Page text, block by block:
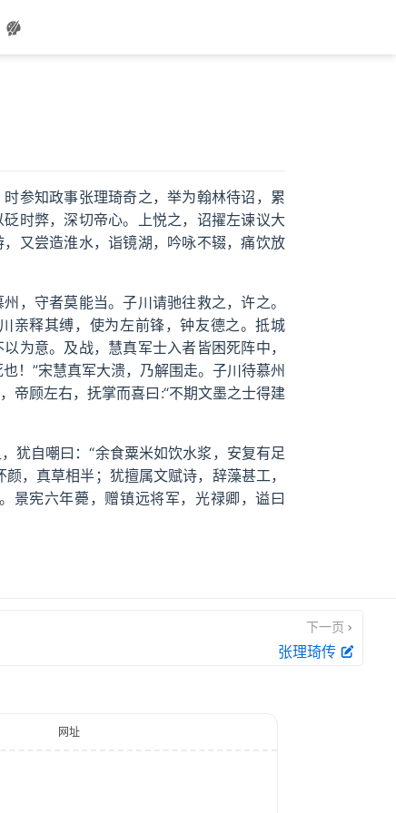
参知政事张理琦奇之，举为翰林待诏，累
时弊，深切帝心。上悦之，诏擢左谏议大
又尝造淮水，诣镜湖，吟咏不辍，痛饮放
，守者莫能当。子川请驰往救之，许之。
亲释其缚，使为左前锋，钟友德之。抵城
为意。及战，慧真军士入者皆困死阵中，
！”宋慧真军大溃，乃解围走。子川待慕州
帝顾左右，抚掌而喜曰:“不期文墨之士得建
犹自嘲曰：“余食粟米如饮水浆，安复有足
，真草相半；犹擅属文赋诗，辞藻甚工，
景宪六年薨，赠镇远将军，光禄卿，谥曰
下一页
张理琦传
网址